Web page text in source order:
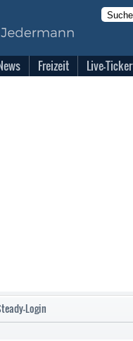
Freizeit Live-Ticker
Login